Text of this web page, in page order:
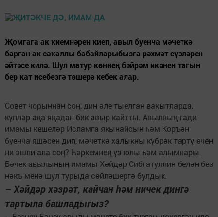
Җомгага ак киемнәрен киеп, авыл буенча мәчеткә
барган ак сакаллы бабайларыбызга рәхмәт сүзләрен
әйтәсе килә. Шул матур көннең бәйрәм икәнен тагын
бер кат исебезгә төшерә кебек алар.
Совет чорыннан соң, дин әле тыелган вакытларда,
күпләр аңа яңадан бик авыр кайтты. Авылның гади
имамы кешеләр Исламга якынайсын һәм Коръән
буенча яшәсен дип, мәчеткә халыкны күбрәк тарту өчен
ни эшли ала соң? Һәркемнең үз юлы һәм алымнары.
Бәчек авылының имамы Хәйдәр Сибгатуллин белән без
нәкъ менә шул турыда сөйләшергә булдык.
– Хәйдәр хәзрәт, кайчан һәм ничек дингә
тартыла башладыгыз?